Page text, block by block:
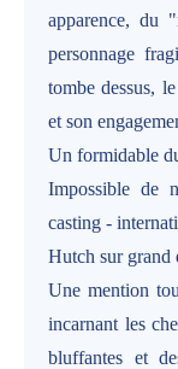
apparence, du
personnage
tombe dessus,
et son
Un formidable
Impossible de
casting -
Hutch sur grand
Une mention
incarnant les
bluffantes et